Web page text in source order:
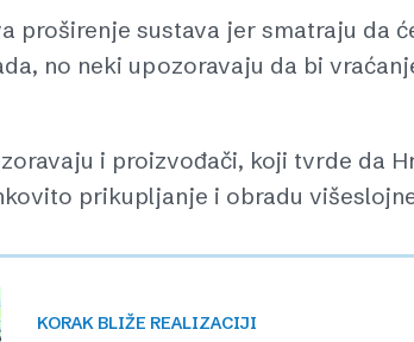
proširenje sustava jer smatraju da
no neki upozoravaju da bi
i proizvođači, koji tvrde da
prikupljanje i obradu
KORAK BLIŽE REALIZACIJI